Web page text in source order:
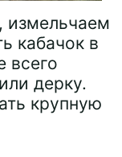
измельчаем
кабачок в
всего
дерку.
крупную